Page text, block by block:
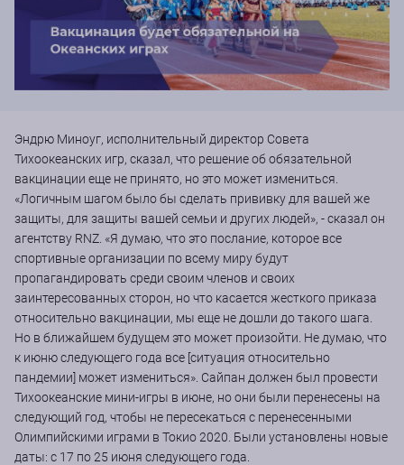
Эндрю Миноуг, исполнительный директор Совета
Тихоокеанских игр, сказал, что решение об обязательной
вакцинации еще не принято, но это может измениться.
«Логичным шагом было бы сделать прививку для вашей же
защиты, для защиты вашей семьи и других людей», - сказал он
агентству RNZ. «Я думаю, что это послание, которое все
спортивные организации по всему миру будут
пропагандировать среди своим членов и своих
заинтересованных сторон, но что касается жесткого приказа
относительно вакцинации, мы еще не дошли до такого шага.
Но в ближайшем будущем это может произойти. Не думаю, что
к июню следующего года все [ситуация относительно
пандемии] может измениться». Сайпан должен был провести
Тихоокеанские мини-игры в июне, но они были перенесены на
следующий год, чтобы не пересекаться с перенесенными
Олимпийскими играми в Токио 2020. Были установлены новые
даты: с 17 по 25 июня следующего года.